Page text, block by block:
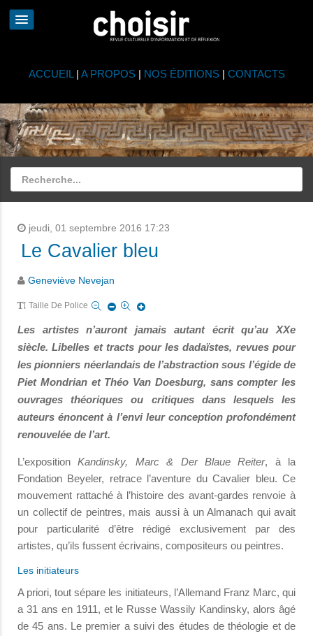
ACCUEIL | A PROPOS| NOS ÉDITIONS| CONTACTS
jeudi, 01 septembre 2016 17:23
Le Cavalier bleu
Geneviève Nevejan
Taille De Police
Les artistes n’auront jamais autant écrit qu’au XXe
siècle. Libelles et tracts pour les dadaïstes, revues pour
les pionniers néerlandais de l’abstraction sous l’égide de
Piet Mondrian et Théo Van Doesburg, sans compter les
ouvrages théoriques ou critiques dans lesquels les
auteurs énoncent à l’envi leur conception profondément
renouvelée de l’art.
L’expositionKandinsky, Marc & Der Blaue Reiter, à la
Fondation Beyeler, retrace l’aventure du Cavalier bleu. Ce
mouvement rattaché à l’histoire des avant-gardes renvoie à
un collectif de peintres, mais aussi à un Almanach qui avait
pour particularité d’être rédigé exclusivement par des
artistes, qu’ils fussent écrivains, compositeurs ou peintres.
Les initiateurs
A priori, tout sépare les initiateurs, l’Allemand Franz Marc, qui
a 31 ans en 1911, et le Russe Wassily Kandinsky, alors âgé
de 45 ans. Le premier a suivi des études de théologie et de